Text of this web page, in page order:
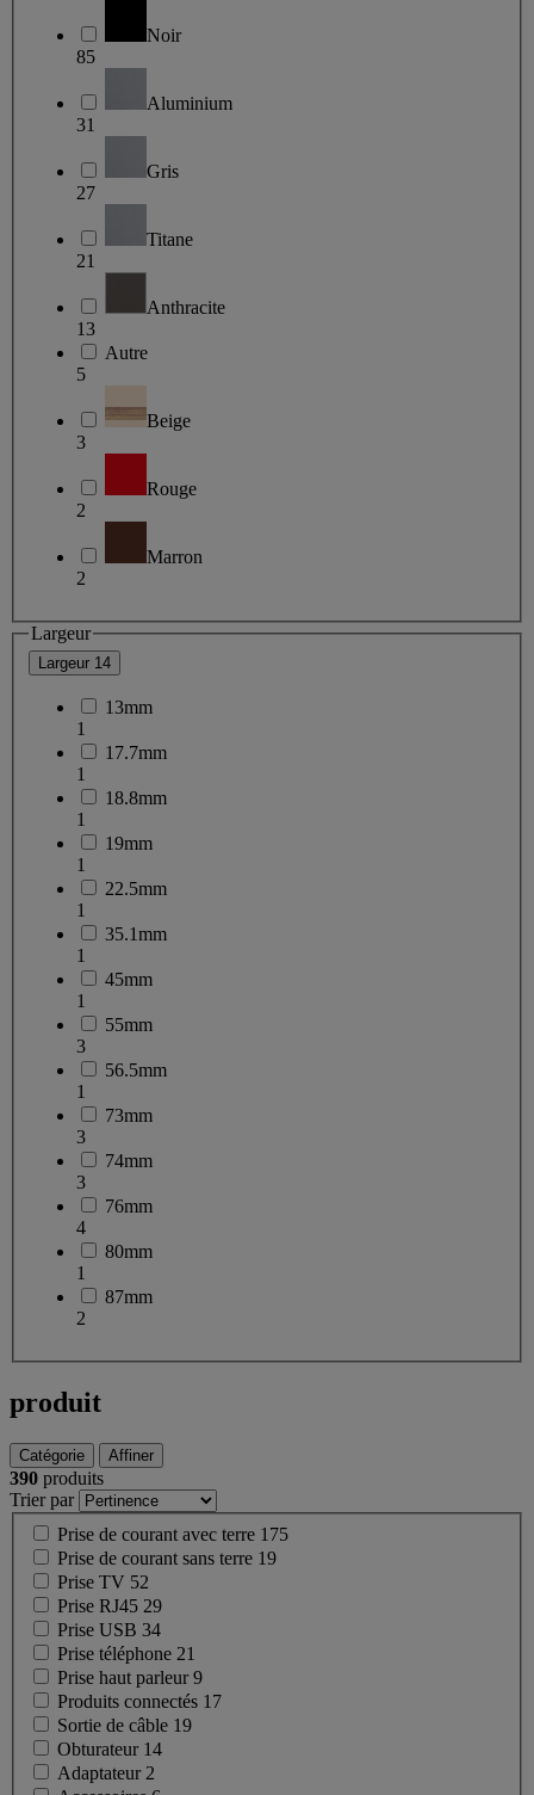
Noir
85
Aluminium
31
Gris
27
Titane
21
Anthracite
13
Autre
5
Beige
3
Rouge
2
Marron
2
Largeur
Largeur 14
13mm
1
17.7mm
1
18.8mm
1
19mm
1
22.5mm
1
35.1mm
1
45mm
1
55mm
3
56.5mm
1
73mm
3
74mm
3
76mm
4
80mm
1
87mm
2
produit
Catégorie Affiner
390 produits
Trier par
Prise de courant avec terre 175
Prise de courant sans terre 19
Prise TV 52
Prise RJ45 29
Prise USB 34
Prise téléphone 21
Prise haut parleur9
Produits connectés 17
Sortie de câble 19
Obturateur 14
Adaptateur 2